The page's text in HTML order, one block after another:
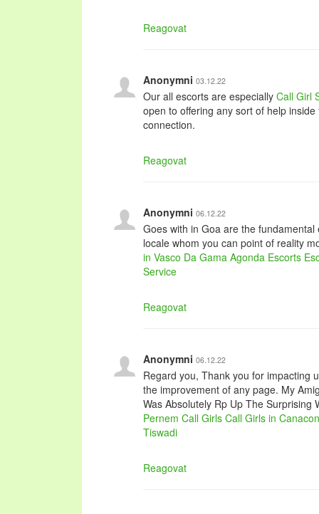
Reagovat
Anonymni 03.12.22
Our all escorts are especially Call Girl
open to offering any sort of help
connection.
Reagovat
Anonymni 06.12.22
Goes with in Goa are the
locale whom you can point of reality
in Vasco Da Gama Agonda Escorts
Service
Reagovat
Anonymni 06.12.22
Regard you, Thank you for impacting
the improvement of any page. My
Was Absolutely Rp Up The Surprising
Pernem Call Girls Call Girls in
Tiswadi
Reagovat